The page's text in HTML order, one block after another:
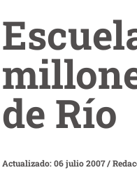
de Río
Actualizado: 06 julio 2007/